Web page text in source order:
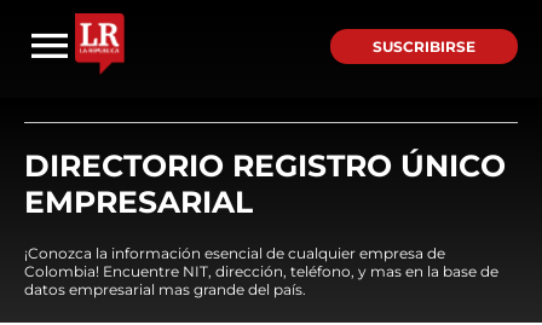
SUSCRIBIRSE
DIRECTORIO REGISTRO ÚNICO
EMPRESARIAL
¡Conozca la información esencial de cualquier empresa de
Colombia! Encuentre NIT, dirección, teléfono, y mas en la base de
datos empresarial mas grande del país.